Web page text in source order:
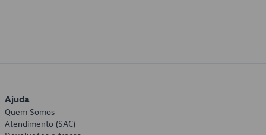
Ajuda
Quem Somos
Atendimento (SAC)